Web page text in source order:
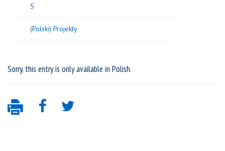
Sorry, this entry is only available in Polish.
S
(Polski) Projekty